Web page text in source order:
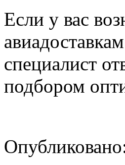
Если у вас
специалист
подбором